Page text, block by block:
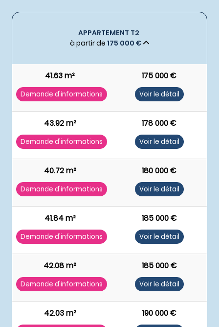
APPARTEMENT T2
à partir de 175 000 €
41.63 m² 175 000 €
Demande d'informations Voir le détail
43.92 m² 178 000 €
Demande d'informations Voir le détail
40.72 m² 180 000 €
Demande d'informations Voir le détail
41.84 m² 185 000 €
Demande d'informations Voir le détail
42.08 m² 185 000 €
Demande d'informations Voir le détail
42.03 m² 190 000 €